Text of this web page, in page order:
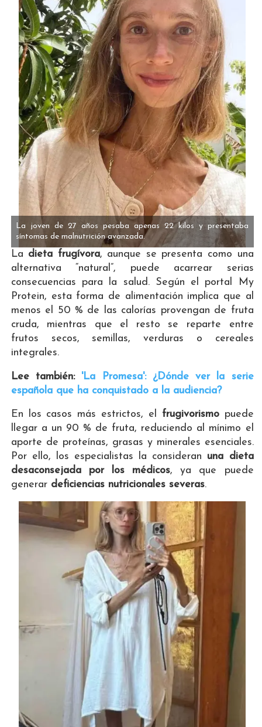
La joven de 27 años pesaba apenas 22 kilos y presentaba
síntomas de malnutrición avanzada.
La dieta frugívora, aunque se presenta como una
alternativa “natural”, puede acarrear serias
consecuencias para la salud. Según el portal My
Protein, esta forma de alimentación implica que al
menos el 50 % de las calorías provengan de fruta
cruda, mientras que el resto se reparte entre
frutos secos, semillas, verduras o cereales
integrales.
Lee también: 'La Promesa': ¿Dónde ver la serie
española que ha conquistado a la audiencia?
En los casos más estrictos, el frugivorismopuede
llegar a un 90 % de fruta, reduciendo al mínimo el
aporte de proteínas, grasas y minerales esenciales.
Por ello, los especialistas la consideran una dieta
desaconsejada por los médicos, ya que puede
generar deficiencias nutricionales severas.